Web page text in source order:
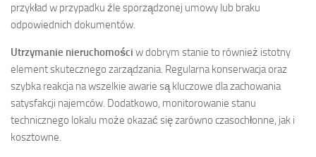
przykład w przypadku źle sporządzonej umowy lub braku
odpowiednich dokumentów.
Utrzymanie nieruchomości w dobrym stanie to również istotny
element skutecznego zarządzania. Regularna konserwacja oraz
szybka reakcja na wszelkie awarie są kluczowe dla zachowania
satysfakcji najemców. Dodatkowo, monitorowanie stanu
technicznego lokalu może okazać się zarówno czasochłonne, jak i
kosztowne.